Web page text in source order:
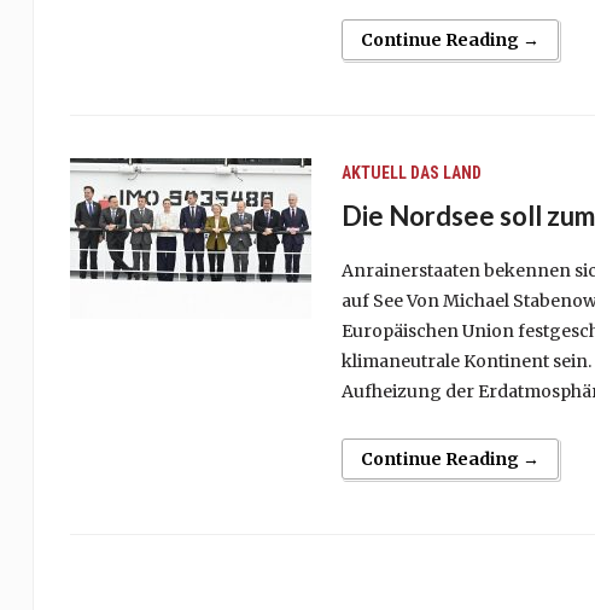
Continue Reading →
AKTUELL DAS LAND
Die Nordsee soll
Anrainerstaaten bekennen
auf See Von Michael
Europäischen Union
klimaneutrale Kontinent
Aufheizung der
Continue Reading →